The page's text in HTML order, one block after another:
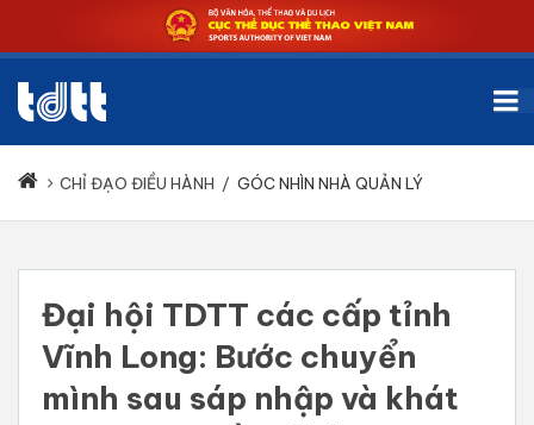
CHỈ ĐẠO ĐIỀU HÀNH / GÓC NHÌN NHÀ QUẢN LÝ
Đại hội TDTT các cấp tỉnh
Vĩnh Long: Bước chuyển
mình sau sáp nhập và khát